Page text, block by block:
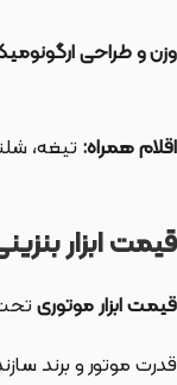
وزن و طراحی
اقلام همراه: تیغه،
قیمت ابزار
قیمت ابزار موتوری
قدرت موتور و برند